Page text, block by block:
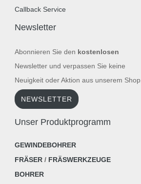
Callback Service
Newsletter
Abonnieren Sie den kostenlosen
Newsletter und verpassen Sie keine
Neuigkeit oder Aktion aus unserem Shop.
NEWSLETTER
Unser Produktprogramm
GEWINDEBOHRER
FRÄSER / FRÄSWERKZEUGE
BOHRER